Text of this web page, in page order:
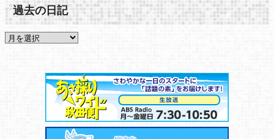
過去の日記